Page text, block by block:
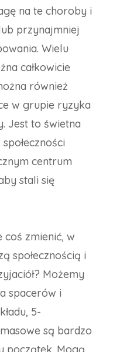
na te choroby i
przynajmniej
Wielu
całkowicie
również
w grupie ryzyka
Jest to świetna
centrum
stali się
coś zmienić, w
społecznością i
Możemy
spacerów i
5-
są bardzo